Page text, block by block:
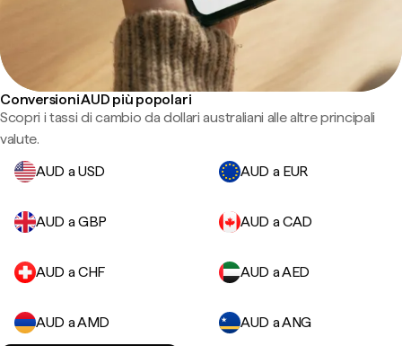
Conversioni AUD più popolari
Scopri i tassi di cambio da dollari australiani alle altre principali
valute.
AUD a USD
AUD a EUR
AUD a GBP AUD a CAD
AUD a CHF AUD a AED
AUD a AMD
AUD a ANG